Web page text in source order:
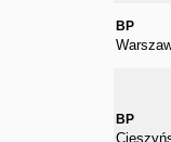
BP
BP